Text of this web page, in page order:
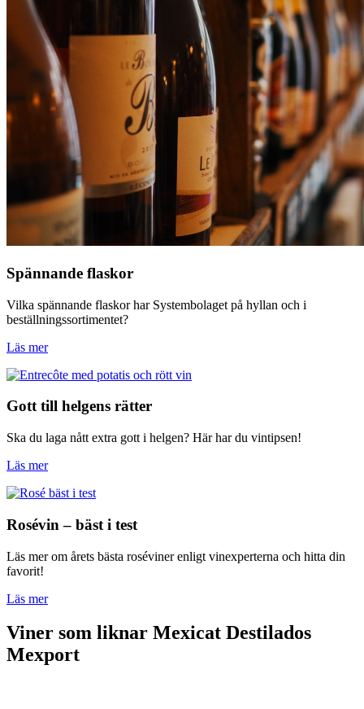
Spännande flaskor
Vilka spännande flaskor har Systembolaget på hyllan och i
beställningssortimentet?
Läs mer
Gott till helgens rätter
Ska du laga nått extra gott i helgen? Här har du vintipsen!
Läs mer
Rosévin – bäst i test
Läs mer om årets bästa roséviner enligt vinexperterna och hitta din
favorit!
Läs mer
Viner som liknar Mexicat Destilados
Mexport